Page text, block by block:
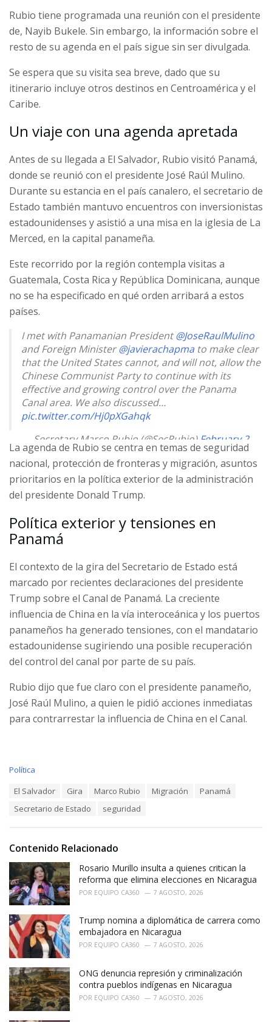
Rubio tiene programada una reunión con el presidente
de, Nayib Bukele. Sin embargo, la información sobre el
resto de su agenda en el país sigue sin ser divulgada.
Se espera que su visita sea breve, dado que su
itinerario incluye otros destinos en Centroamérica y el
Caribe.
Un viaje con una agenda apretada
Antes de su llegada a El Salvador, Rubio visitó Panamá,
donde se reunió con el presidente José Raúl Mulino.
Durante su estancia en el país canalero, el secretario de
Estado también mantuvo encuentros con inversionistas
estadounidenses y asistió a una misa en la iglesia de La
Merced, en la capital panameña.
Este recorrido por la región contempla visitas a
Guatemala, Costa Rica y República Dominicana, aunque
no se ha especificado en qué orden arribará a estos
países.
I met with Panamanian President@JoseRaulMulino
and Foreign Minister@javierachapma to make clear
that the United States cannot, and will not, allow the
Chinese Communist Party to continue with its
effective and growing control over the Panama
Canal area. We also discussed…
pic.twitter.com/Hj0pXGahqk
— Secretary Marco Rubio (@SecRubio) February 2,
2025
La agenda de Rubio se centra en temas de seguridad
nacional, protección de fronteras y migración, asuntos
prioritarios en la política exterior de la administración
del presidente Donald Trump.
Política exterior y tensiones en
Panamá
El contexto de la gira del Secretario de Estado está
marcado por recientes declaraciones del presidente
Trump sobre el Canal de Panamá. La creciente
influencia de China en la vía interoceánica y los puertos
panameños ha generado tensiones, con el mandatario
estadounidense sugiriendo una posible recuperación
del control del canal por parte de su país.
Rubio dijo que fue claro con el presidente panameño,
José Raúl Mulino, a quien le pidió acciones inmediatas
para contrarrestar la influencia de China en el Canal.
C
i
:
Política
El Salvador Gira Marco Rubio Migración
Panamá
Secretario de Estado
seguridad
Contenido Relacionado
Rosario Murillo insulta a quienes critican la
reforma que elimina elecciones en Nicaragua
POR EQUIPO CA360 7 AGOSTO, 2026
Trump nomina a diplomática de carrera como
embajadora en Nicaragua
POR EQUIPO CA360 7 AGOSTO, 2026
ONG denuncia represión y criminalización
contra pueblos indígenas en Nicaragua
POR EQUIPO CA360 7 AGOSTO, 2026